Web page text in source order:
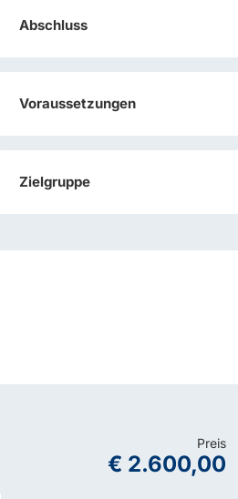
Abschluss
Voraussetzungen
Zielgruppe
Preis
€ 2.600,00